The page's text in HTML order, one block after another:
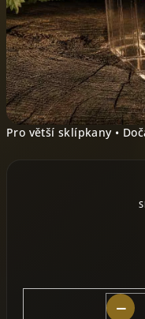
Pro větší sklípkany •
−